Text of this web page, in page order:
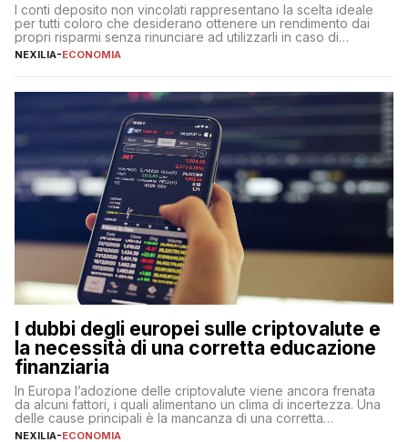
I conti deposito non vincolati rappresentano la scelta ideale
per tutti coloro che desiderano ottenere un rendimento dai
propri risparmi senza rinunciare ad utilizzarli in caso di
necessità. A differenza delle forme vincolate tradizionali,
flessibilità e rendimento. Come funzionano […]
NEXILIA-ECONOMIA
I dubbi degli europei sulle criptovalute e
la necessità di una corretta educazione
finanziaria
In Europa l’adozione delle criptovalute viene ancora frenata
da alcuni fattori, i quali alimentano un clima di incertezza. Una
delle cause principali è la mancanza di una corretta
educazione finanziaria, che impedisce ad una larga parte della
NEXILIA-ECONOMIA